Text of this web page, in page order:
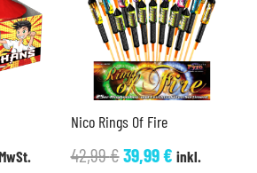
Nico Rings Of Fire
42,99€Ursprünglicher
39,99€Aktueller
inkl.